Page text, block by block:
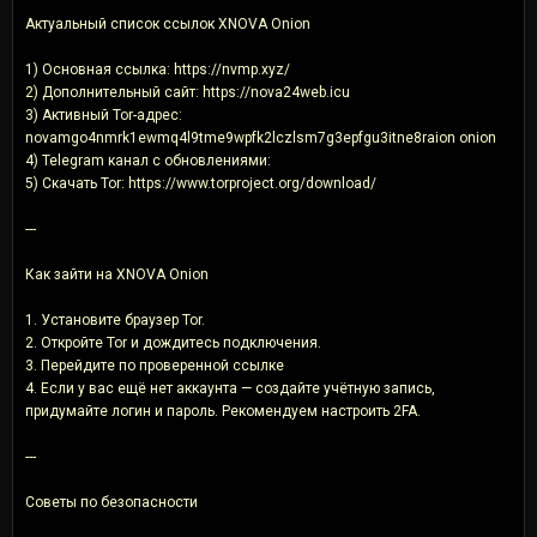
Актуальный список ссылок XNOVA Onion
1) Основная ссылка: https://nvmp.xyz/
2) Дополнительный сайт: https://nova24web.icu
3) Активный Tor-адрес:
novamgo4nmrk1ewmq4l9tme9wpfk2lczlsm7g3epfgu3itne8raion onion
4) Telegram канал с обновлениями:
5) Скачать Tor: https://www.torproject.org/download/
---
Как зайти на XNOVA Onion
1. Установите браузер Tor.
2. Откройте Tor и дождитесь подключения.
3. Перейдите по проверенной ссылке
4. Если у вас ещё нет аккаунта — создайте учётную запись,
придумайте логин и пароль. Рекомендуем настроить 2FA.
---
Советы по безопасности